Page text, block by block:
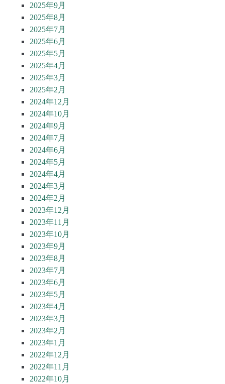
2025年9月
2025年8月
2025年7月
2025年6月
2025年5月
2025年4月
2025年3月
2025年2月
2024年12月
2024年10月
2024年9月
2024年7月
2024年6月
2024年5月
2024年4月
2024年3月
2024年2月
2023年12月
2023年11月
2023年10月
2023年9月
2023年8月
2023年7月
2023年6月
2023年5月
2023年4月
2023年3月
2023年2月
2023年1月
2022年12月
2022年11月
2022年10月